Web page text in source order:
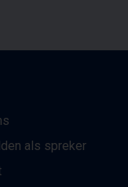
als spreker